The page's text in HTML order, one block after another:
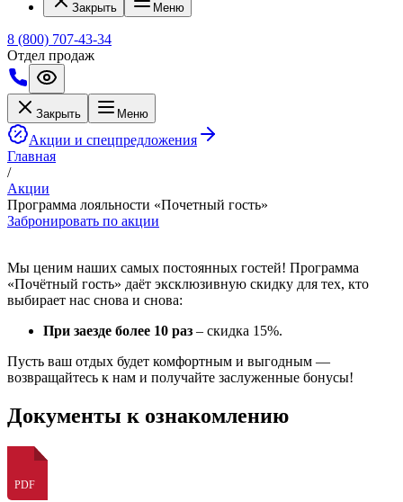
Закрыть Меню
8 (800) 707-43-34
Отдел продаж
Закрыть Меню
Акции и спецпредложения
Главная
/
Акции
Программа лояльности «Почетный гость»
Забронировать по акции
Мы ценим наших самых постоянных гостей! Программа
«Почётный гость» даёт эксклюзивную скидку для тех, кто
выбирает нас снова и снова:
При заезде более 10 раз – скидка 15%.
Пусть ваш отдых будет комфортным и выгодным —
возвращайтесь к нам и получайте заслуженные бонусы!
Документы к ознакомлению
PDF